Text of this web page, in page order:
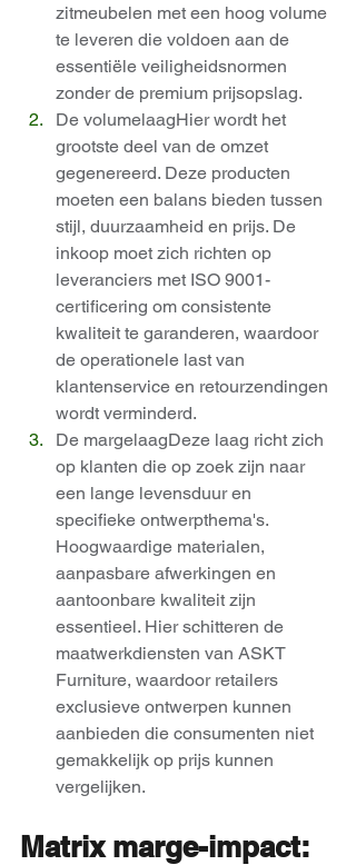
zitmeubelen met een hoog volume
te leveren die voldoen aan de
essentiële veiligheidsnormen
zonder de premium prijsopslag.
De volumelaagHier wordt het
grootste deel van de omzet
gegenereerd. Deze producten
moeten een balans bieden tussen
stijl, duurzaamheid en prijs. De
inkoop moet zich richten op
leveranciers met ISO 9001-
certificering om consistente
kwaliteit te garanderen, waardoor
de operationele last van
klantenservice en retourzendingen
wordt verminderd.
De margelaagDeze laag richt zich
op klanten die op zoek zijn naar
een lange levensduur en
specifieke ontwerpthema's.
Hoogwaardige materialen,
aanpasbare afwerkingen en
aantoonbare kwaliteit zijn
essentieel. Hier schitteren de
maatwerkdiensten van ASKT
Furniture, waardoor retailers
exclusieve ontwerpen kunnen
aanbieden die consumenten niet
gemakkelijk op prijs kunnen
vergelijken.
Matrix marge-impact: